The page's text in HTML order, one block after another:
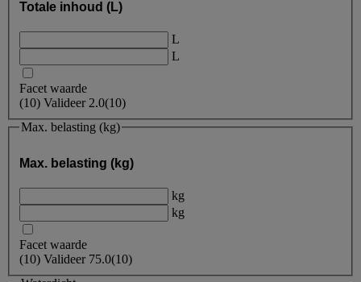
Totale inhoud (L)
L
L
Facet waarde
(10) Valideer 2.0(10)
Max. belasting (kg)
Max. belasting (kg)
kg
kg
Facet waarde
(10) Valideer 75.0(10)